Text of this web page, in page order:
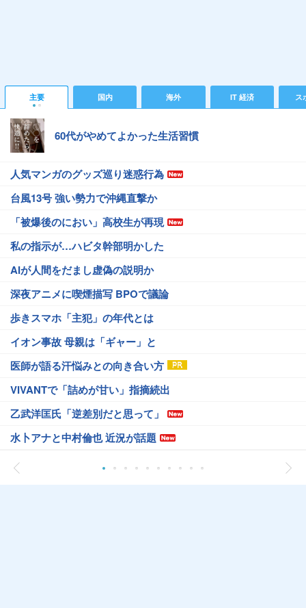
主要 国内 海外 IT 経済 ス
60代がやめてよかった生活習慣
人気マンガのグッズ巡り迷惑行為
台風13号 強い勢力で沖縄直撃か
「被爆後のにおい」高校生が再現
私の指示が…ハビタ幹部明かした
AIが人間をだまし虚偽の説明か
深夜アニメに喫煙描写 BPOで議論
歩きスマホ「主犯」の年代とは
イオン事故 母親は「ギャー」と
医師が語る汗悩みとの向き合い方
VIVANTで「詰めが甘い」指摘続出
乙武洋匡氏「逆差別だと思って」
水卜アナと中村倫也 近況が話題